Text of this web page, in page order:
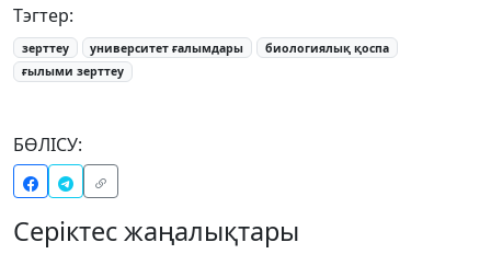
Тэгтер:
зерттеу университет ғалымдары
биологиялық қоспа
ғылыми зерттеу
БӨЛІСУ:
Серіктес жаңалықтары